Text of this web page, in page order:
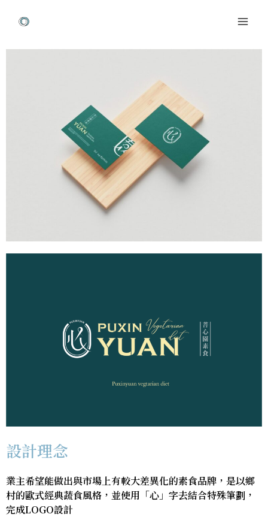
要
設計理念
業主希望能做出與市場上有較大差異化的素食品牌，是以鄉
村的歐式經典蔬食風格，並使用「心」字去結合特殊筆劃，
完成LOGO設計
Post